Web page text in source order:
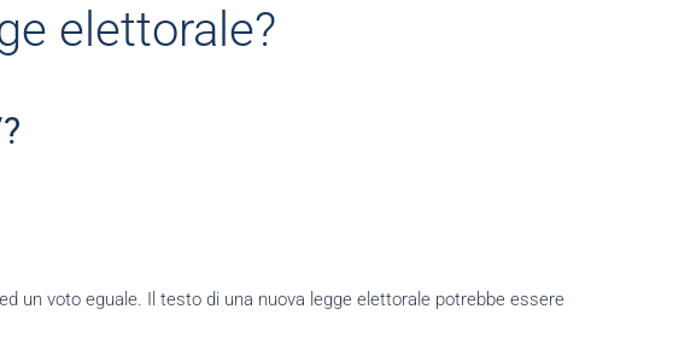
elettorale?
un voto eguale. Il testo di una nuova legge elettorale potrebbe essere